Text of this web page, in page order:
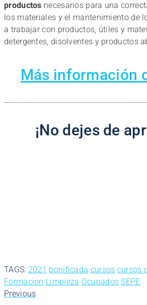
productos necesarios para una
los materiales y el mantenimiento de
a trabajar con productos, útiles y
detergentes, disolventes y productos
Más información
¡No dejes de
TAGS: 2021 bonificada cursos cursos
Formacion Limpieza Ocupados SEPE
Previous